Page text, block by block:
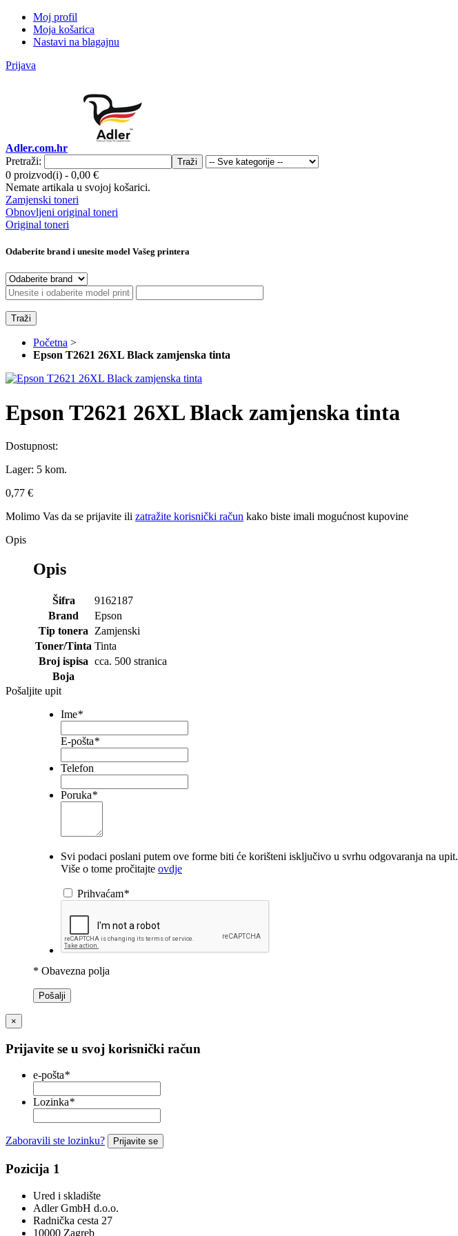
Moj profil
Moja košarica
Nastavi na blagajnu
Prijava
Adler.com.hr
Pretraži:
Traži
0 proizvod(i) - 0,00 €
Nemate artikala u svojoj košarici.
Zamjenski toneri
Obnovljeni original toneri
Original toneri
Odaberite brand i unesite model Vašeg printera
Traži
Početna >
Epson T2621 26XL Black zamjenska tinta
Epson T2621 26XL Black zamjenska tinta
Dostupnost:
Lager: 5 kom.
0,77 €
Molimo Vas da se prijavite ili zatražite korisnički račun kako biste imali mogućnost kupovine
Opis
Opis
Šifra
9162187
Brand
Epson
Tip tonera
Zamjenski
Toner/Tinta Tinta
Broj ispisa cca. 500 stranica
Boja
Pošaljite upit
Ime*
E-pošta*
Telefon
Poruka*
Svi podaci poslani putem ove forme biti će korišteni isključivo u svrhu odgovaranja na upit.
Više o tome pročitajte ovdje
Prihvaćam*
* Obavezna polja
Pošalji
×
Prijavite se u svoj korisnički račun
e-pošta*
Lozinka*
Zaboravili ste lozinku? Prijavite se
Pozicija 1
Ured i skladište
Adler GmbH d.o.o.
Radnička cesta 27
10000 Zagreb